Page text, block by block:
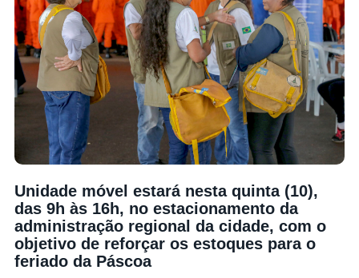
Unidade móvel estará nesta quinta (10),
das 9h às 16h, no estacionamento da
administração regional da cidade, com o
objetivo de reforçar os estoques para o
feriado da Páscoa